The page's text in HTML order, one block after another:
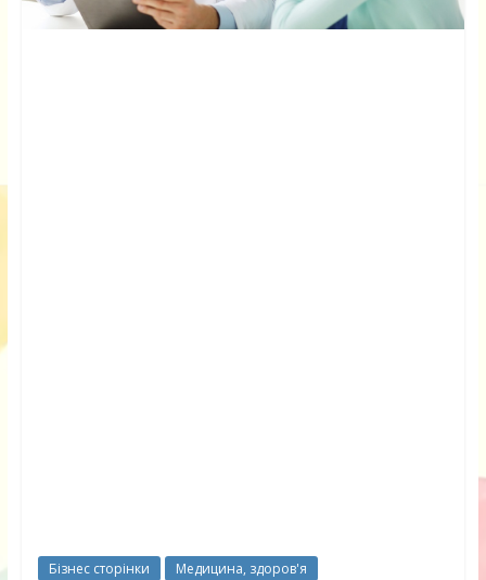
Бізнес сторінки Медицина, здоров'я